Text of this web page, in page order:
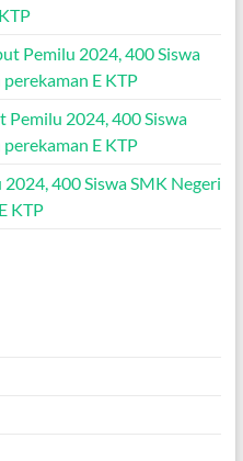
Pemilu 2024, 400 Siswa
E KTP
Pemilu 2024, 400 Siswa
E KTP
400 Siswa SMK Negeri
KTP